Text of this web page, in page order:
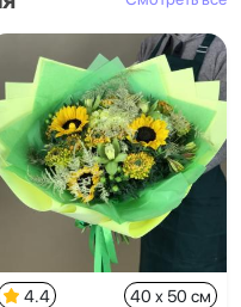
4.4 40 x 50 см